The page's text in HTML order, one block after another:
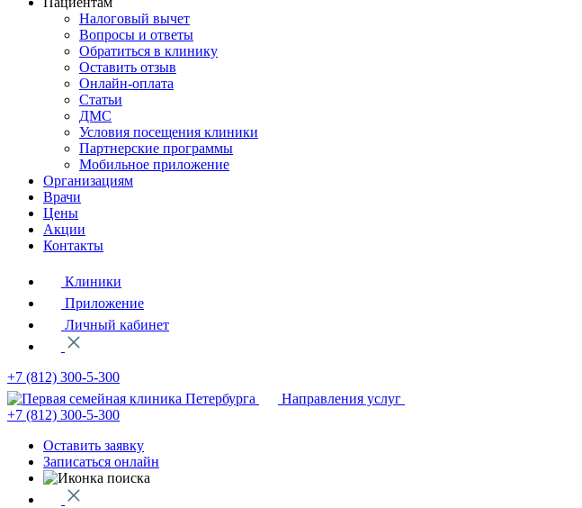
Налоговый вычет
Вопросы и ответы
Обратиться в клинику
Оставить отзыв
Онлайн-оплата
Статьи
ДМС
Условия посещения клиники
Партнерские программы
Мобильное приложение
Организациям
Врачи
Цены
Акции
Контакты
Клиники
Приложение
Личный кабинет
+7 (812) 300-5-300
Направления услуг
+7 (812) 300-5-300
Оставить заявку
Записаться онлайн